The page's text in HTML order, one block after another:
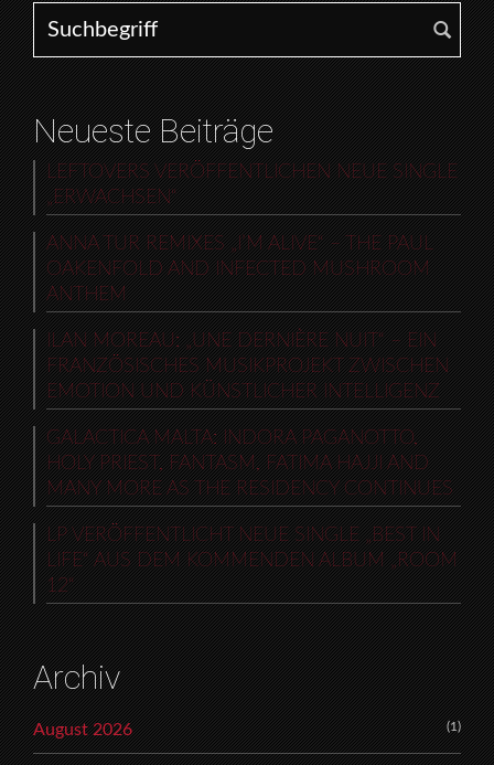
Search for:
Neueste Beiträge
LEFTOVERS VERÖFFENTLICHEN NEUE SINGLE
„ERWACHSEN“
ANNA TUR REMIXES „I’M ALIVE“ – THE PAUL
OAKENFOLD AND INFECTED MUSHROOM
ANTHEM
ILAN MOREAU: „UNE DERNIÈRE NUIT“ – EIN
FRANZÖSISCHES MUSIKPROJEKT ZWISCHEN
EMOTION UND KÜNSTLICHER INTELLIGENZ
GALACTICA MALTA: INDORA PAGANOTTO,
HOLY PRIEST, FANTASM, FATIMA HAJJI AND
MANY MORE AS THE RESIDENCY CONTINUES
LP VERÖFFENTLICHT NEUE SINGLE „BEST IN
LIFE“ AUS DEM KOMMENDEN ALBUM „ROOM
12“
Archiv
August 2026 (1)